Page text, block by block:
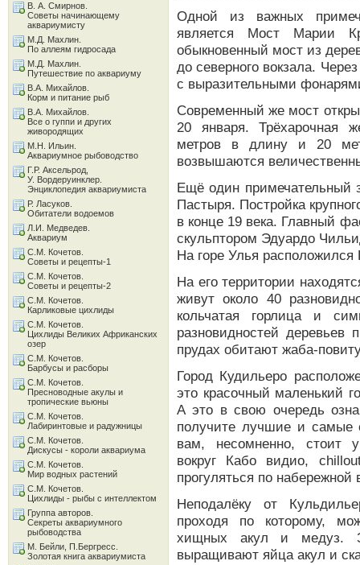
Одной из важных
является Мост Марии
обыкновенный мост из
до северного вокзала.
с выразительными
Современный же мост
20 января. Трёхарочная
метров в длину и 20
возвышаются
Ещё один примечательный
Пастыря. Постройка
в конце 19 века. Главный
скульптором Эдуардо
На горе Улья расположился
На его территории
живут около 40
кольчатая горлица и
разновидностей
прудах обитают жаба-
Город Кудильеро
это красочный маленький
А это в свою очередь
получите лучшие и самые
вам, несомненно, стоит
вокруг Кабо видио,
прогуляться по набережной
Неподалёку от
проходя по которому,
хищных акул и медуз.
выращивают яйца акул и
В. А. Смирнов.
Советы начинающему
аквариумисту
М.Д. Махлин.
По аллеям гидросада
М.Д. Махлин.
Путешествие по аквариуму
В.А. Михайлов.
Корм и питание рыб
В.А. Михайлов.
Все о гуппи и других
живородящих
М.Н. Ильин.
Аквариумное рыбоводство
Г.Р. Аксельрод,
У. Вордеруинклер.
Энциклопедия аквариумиста
Р. Ласуков.
Обитатели водоемов
Л.И. Медведев.
Аквариум
С.М. Кочетов.
Советы и рецепты-1
С.М. Кочетов.
Советы и рецепты-2
С.М. Кочетов.
Карликовые цихлиды
С.М. Кочетов.
Цихлиды Великих Африканских
озер
С.М. Кочетов.
Барбусы и расборы
С.М. Кочетов.
Пресноводные акулы и
тропические вьюны
С.М. Кочетов.
Лабиринтовые и радужницы
С.М. Кочетов.
Дискусы - короли аквариума
С.М. Кочетов.
Мир водных растений
С.М. Кочетов.
Цихлиды - рыбы с интеллектом
Группа авторов.
Секреты аквариумного
рыбоводства
М. Бейли, П.Бергресс.
Золотая книга аквариумиста